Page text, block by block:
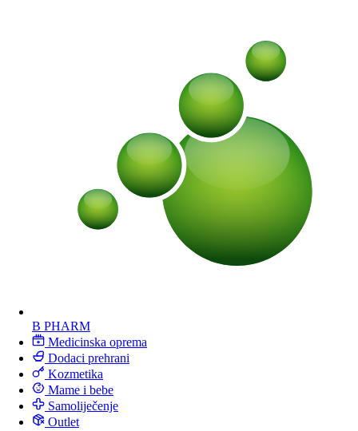
B PHARM
Medicinska oprema
Dodaci prehrani
Kozmetika
Mame i bebe
Samoliječenje
Outlet